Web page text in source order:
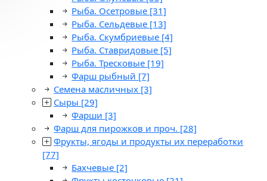
Рыба. Осетровые [31]
Рыба. Сельдевые [13]
Рыба. Скумбриевые [4]
Рыба. Ставридовые [5]
Рыба. Тресковые [19]
Фарш рыбный [7]
Семена масличных [3]
Сыры [29]
Фарши [3]
Фарш для пирожков и проч. [28]
Фрукты, ягоды и продукты их переработки
[77]
Бахчевые [2]